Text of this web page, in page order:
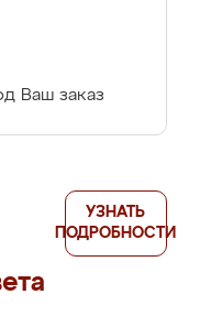
Ваш заказ
УЗНАТЬ
ПОДРОБНОСТИ